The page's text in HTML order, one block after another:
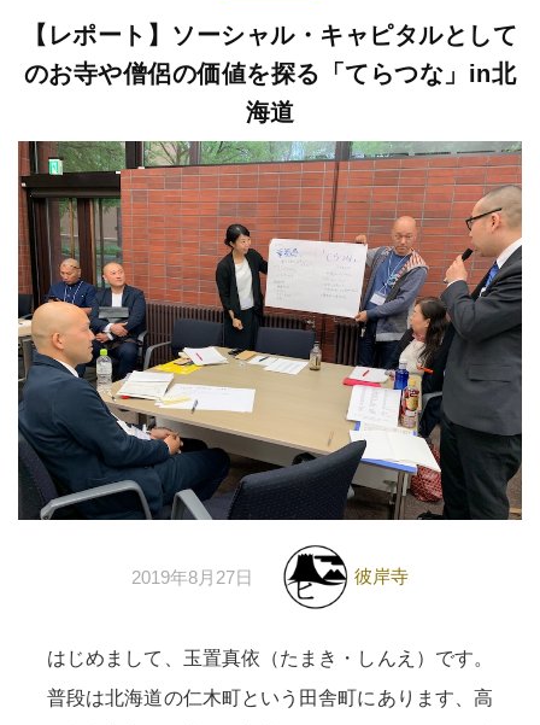
【レポート】ソーシャル・キャピタルとして
のお寺や僧侶の価値を探る「てらつな」in北
海道
2019年8月27日 彼岸寺
はじめまして、玉置真依（たまき・しんえ）です。
普段は北海道の仁木町という田舎町にあります、高